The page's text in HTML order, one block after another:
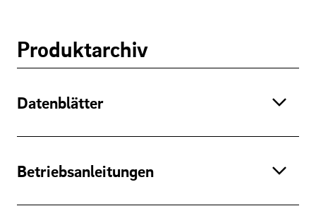
Produktarchiv
Datenblätter
Betriebsanleitungen